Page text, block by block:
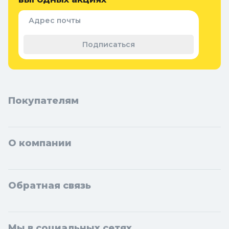
Подольск, Химки, Мытищи, Королёв, Люберцы, Красногорск,
Одинцово, Домодедово, Электросталь, Коломна, Щёлково,
Серпухов, Долгопрудный, Раменское, Реутов, Жуковский,
Воскресенск, Чехов, Клин, Ивантеевка, Лобня, Дубна, Егорьевск,
Наро-Фоминск, Дмитров, Лыткарино, Павловский Посад,
Ступино, Котельники, Фрязино, Дзержинский, Солнечногорск,
Адрес почты
Подписаться
Покупателям
О компании
Обратная связь